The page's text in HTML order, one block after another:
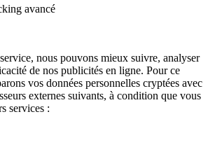
avancé
nous pouvons mieux suivre, analyser
de nos publicités en ligne. Pour ce
vos données personnelles cryptées avec
externes suivants, à condition que vous
services :